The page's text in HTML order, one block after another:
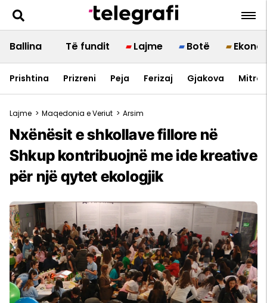
Ballina Të fundit Lajme Botë
Prishtina Prizreni Peja Ferizaj Gjakova
Lajme > Maqedonia e Veriut > Arsim
Nxënësit e shkollave fillore në
Shkup kontribuojnë me ide kreative
për një qytet ekologjik